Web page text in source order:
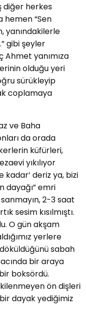
diğer herkes
hemen “Sen
yanındakilerle
gibi şeyler
yanımıza
olduğu yeri
sürükleyip
coplamaya
ve Baha
da orada
küfürleri,
yıkılıyor
kadar’ deriz ya, bizi
dayağı” emri
2-3 saat
sesim kısılmıştı.
O gün akşam
yerlere
sabah
bir araya
boksördü.
ön dişleri
dayak yediğimiz